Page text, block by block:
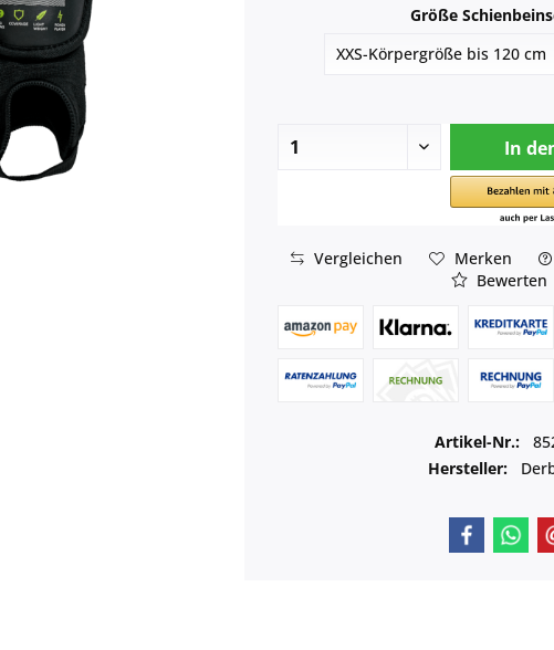
Größe
In
Vergleichen Merken
Bewerten
Artikel-Nr.:
Hersteller: